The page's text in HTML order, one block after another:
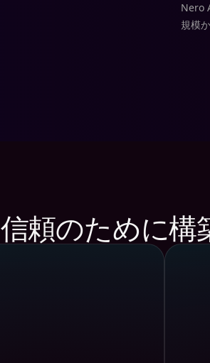
Nero
規模
信頼のために構